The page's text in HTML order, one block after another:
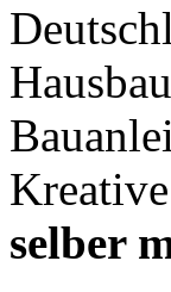
selber